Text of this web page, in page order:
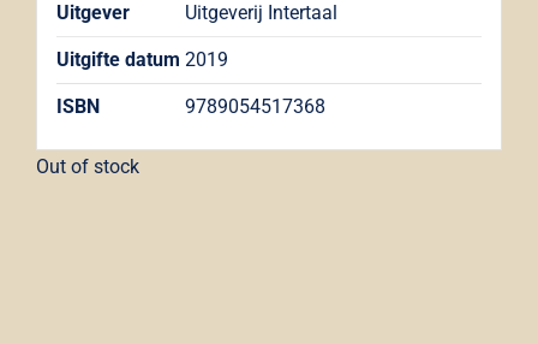
Uitgever Uitgeverij Intertaal
Uitgifte datum 2019
ISBN 9789054517368
Out of stock